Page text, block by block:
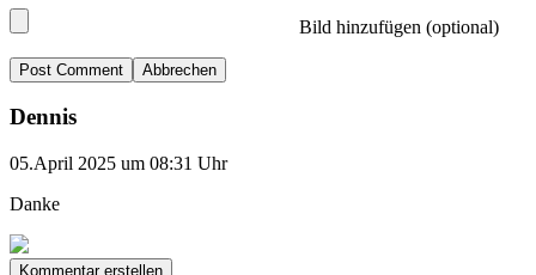
Bild hinzufügen (optional)
Abbrechen
Dennis
05.April 2025 um 08:31 Uhr
Danke
Kommentar erstellen